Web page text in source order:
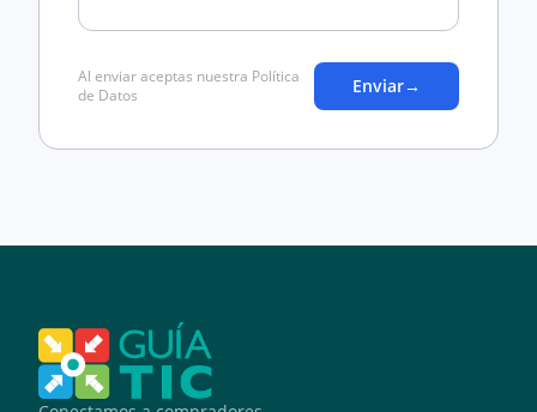
Al enviar aceptas nuestra Política
de Datos
Enviar→